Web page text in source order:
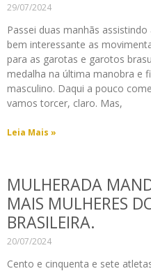
29/07/2024
Passei duas manhãs
bem interessante as
para as garotas e garotos
medalha na última manobra e
masculino. Daqui a pouco
vamos torcer, claro. Mas,
Leia Mais »
MULHERADA
MAIS MULHERES
BRASILEIRA.
20/07/2024
Cento e cinquenta e sete